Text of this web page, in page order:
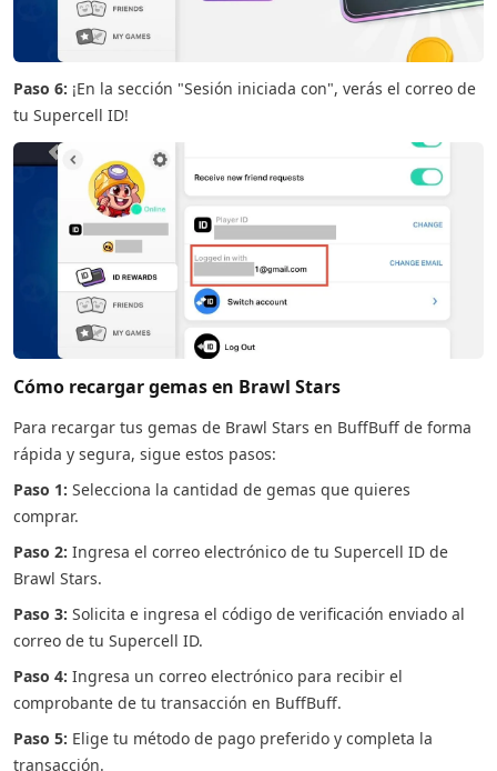
Paso 6: ¡En la sección "Sesión iniciada con", verás el correo de
tu Supercell ID!
Cómo recargar gemas en Brawl Stars
Para recargar tus gemas de Brawl Stars en BuffBuff de forma
rápida y segura, sigue estos pasos:
Paso 1: Selecciona la cantidad de gemas que quieres
comprar.
Paso 2: Ingresa el correo electrónico de tu Supercell ID de
Brawl Stars.
Paso 3: Solicita e ingresa el código de verificación enviado al
correo de tu Supercell ID.
Paso 4: Ingresa un correo electrónico para recibir el
comprobante de tu transacción en BuffBuff.
Paso 5: Elige tu método de pago preferido y completa la
transacción.